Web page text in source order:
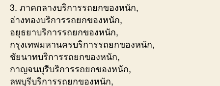
3. ภาคกลางบริการรถยกของหนัก,
อ่างทองบริการรถยกของหนัก,
อยุธยาบริการรถยกของหนัก,
กรุงเทพมหานครบริการรถยกของหนัก,
ชัยนาทบริการรถยกของหนัก,
กาญจนบุรีบริการรถยกของหนัก,
ลพบุรีบริการรถยกของหนัก,